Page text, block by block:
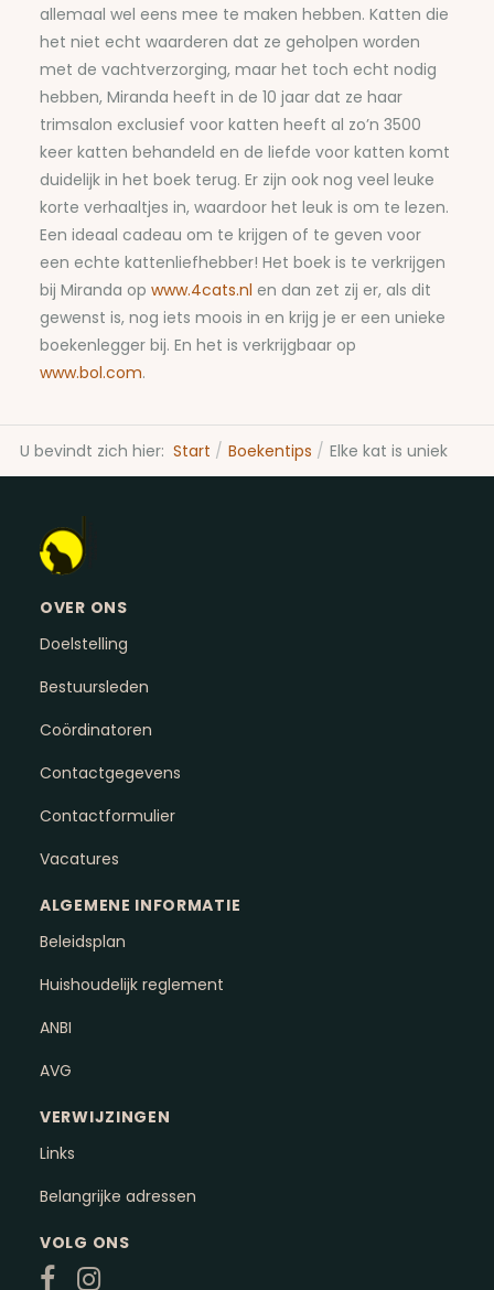
allemaal wel eens mee te maken hebben. Katten die
het niet echt waarderen dat ze geholpen worden
met de vachtverzorging, maar het toch echt nodig
hebben, Miranda heeft in de 10 jaar dat ze haar
trimsalon exclusief voor katten heeft al zo’n 3500
keer katten behandeld en de liefde voor katten komt
duidelijk in het boek terug. Er zijn ook nog veel leuke
korte verhaaltjes in, waardoor het leuk is om te lezen.
Een ideaal cadeau om te krijgen of te geven voor
een echte kattenliefhebber! Het boek is te verkrijgen
bij Miranda op www.4cats.nl en dan zet zij er, als dit
gewenst is, nog iets moois in en krijg je er een unieke
boekenlegger bij. En het is verkrijgbaar op
www.bol.com.
U bevindt zich hier: Start Boekentips Elke kat is uniek
OVER ONS
Doelstelling
Bestuursleden
Coördinatoren
Contactgegevens
Contactformulier
Vacatures
ALGEMENE INFORMATIE
Beleidsplan
Huishoudelijk reglement
ANBI
AVG
VERWIJZINGEN
Links
Belangrijke adressen
VOLG ONS